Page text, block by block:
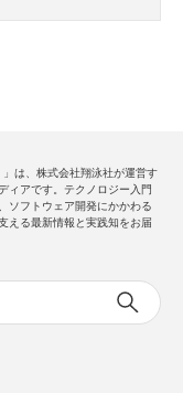
」は、株式会社翔泳社が運営す
ィアです。テクノロジー入門
ソフトウェア開発にかかわる
える最新情報と実践知をお届